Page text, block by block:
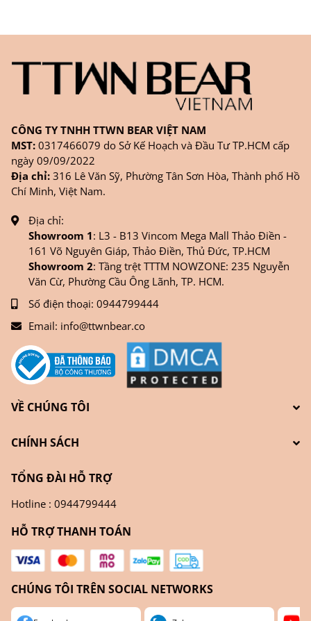
CÔNG TY TNHH TTWN BEAR VIỆT NAM
MST: 0317466079 do Sở Kế Hoạch và Đầu Tư TP.HCM cấp
ngày 09/09/2022
Địa chỉ: 316 Lê Văn Sỹ, Phường Tân Sơn Hòa, Thành phố Hồ
Chí Minh, Việt Nam.
Địa chỉ:
Showroom 1: L3 - B13 Vincom Mega Mall Thảo Điền -
161 Võ Nguyên Giáp, Thảo Điền, Thủ Đức, TP.HCM
Showroom 2: Tầng trệt TTTM NOWZONE: 235 Nguyễn
Văn Cừ, Phường Cầu Ông Lãnh, TP. HCM.
Số điện thoại: 0944799444
Email: info@ttwnbear.co
VỀ CHÚNG TÔI
CHÍNH SÁCH
TỔNG ĐÀI HỖ TRỢ
Hotline : 0944799444
HỖ TRỢ THANH TOÁN
CHÚNG TÔI TRÊN SOCIAL NETWORKS